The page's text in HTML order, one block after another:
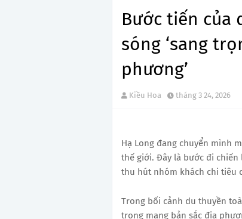
Bước tiến của
sóng ‘sang
phương’
Kiều Hoa tháng 3 24, 2026
Hạ Long đang chuyển mình
thế giới. Đây là bước đi chiến
thu hút nhóm khách chi tiêu
Trong bối cảnh du thuyền
trọng mang bản sắc địa